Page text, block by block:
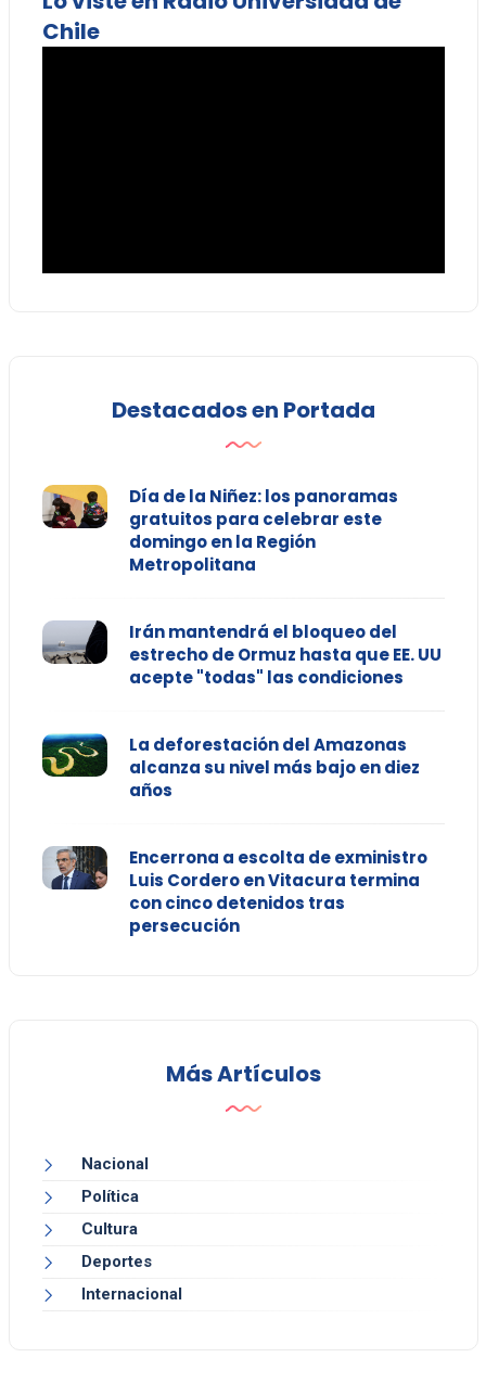
Chile
Destacados en Portada
Día de la Niñez: los panoramas
gratuitos para celebrar este
domingo en la Región
Metropolitana
Irán mantendrá el bloqueo del
estrecho de Ormuz hasta que EE. UU
acepte "todas" las condiciones
La deforestación del Amazonas
alcanza su nivel más bajo en diez
años
Encerrona a escolta de exministro
Luis Cordero en Vitacura termina
con cinco detenidos tras
persecución
Más Artículos
Nacional
Política
Cultura
Deportes
Internacional